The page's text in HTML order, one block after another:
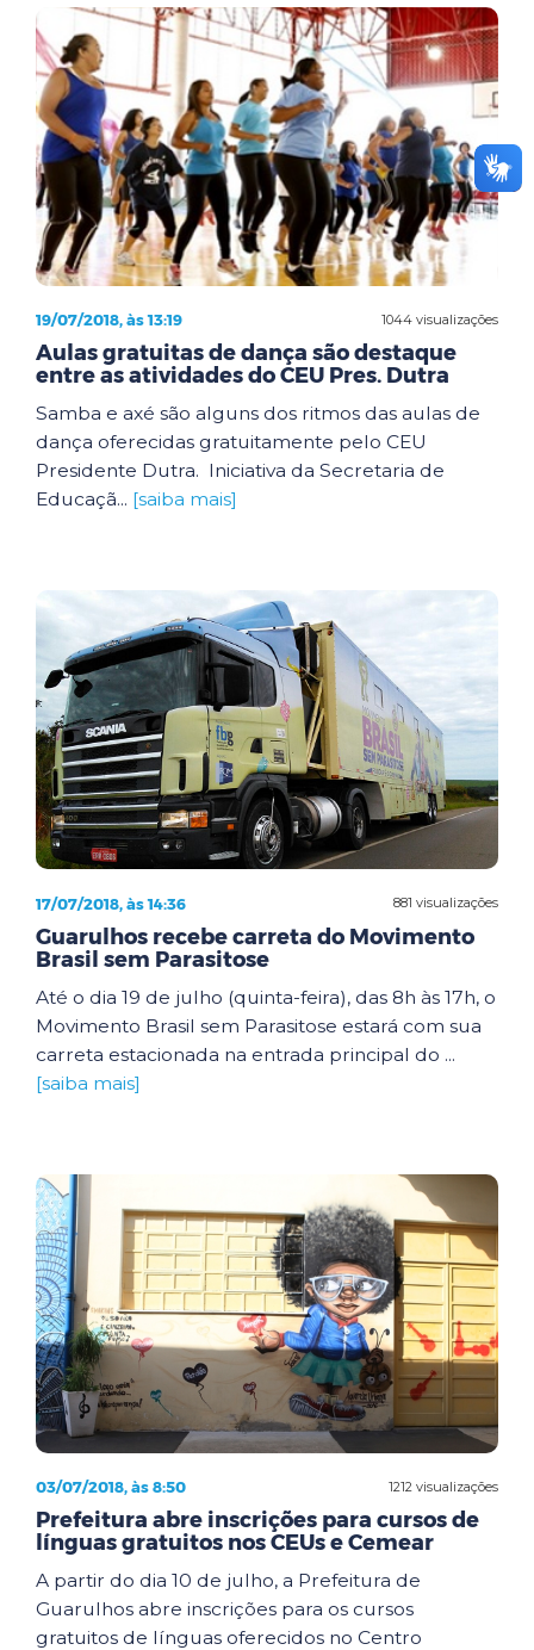
1044 visualizações
19/07/2018, às 13:19
Aulas gratuitas de dança são destaque
entre as atividades do CEU Pres. Dutra
Samba e axé são alguns dos ritmos das aulas de
dança oferecidas gratuitamente pelo CEU
Presidente Dutra. Iniciativa da Secretaria de
Educaçã... [saiba mais]
881 visualizações
17/07/2018, às 14:36
Guarulhos recebe carreta do Movimento
Brasil sem Parasitose
Até o dia 19 de julho (quinta-feira), das 8h às 17h, o
Movimento Brasil sem Parasitose estará com sua
carreta estacionada na entrada principal do ...
[saiba mais]
1212 visualizações
03/07/2018, às 8:50
Prefeitura abre inscrições para cursos de
línguas gratuitos nos CEUs e Cemear
A partir do dia 10 de julho, a Prefeitura de
Guarulhos abre inscrições para os cursos
gratuitos de línguas oferecidos no Centro